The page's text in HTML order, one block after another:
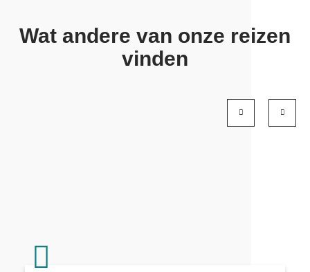
Wat andere van onze reizen
vinden